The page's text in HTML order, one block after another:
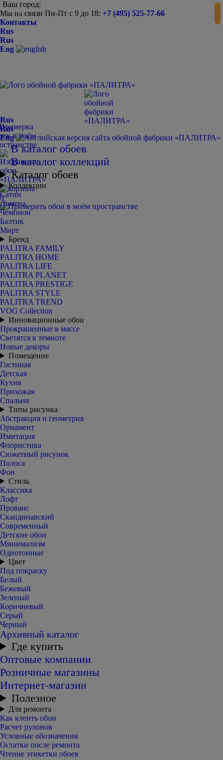
Ваш город:
Мы на связи Пн-Пт с 9 до 18: +7 (495) 525-77-66
Контакты
Rus
Rus
Eng
0
Rus
Rus
Eng
В каталог обоев
В каталог коллекций
Каталог обоев
Коллекции
Сатин
Домена
Чемпион
Балтик
Мирт
Бренд
PALITRA FAMILY
PALITRA HOME
PALITRA LIFE
PALITRA PLANET
PALITRA PRESTIGE
PALITRA STYLE
PALITRA TREND
VOG Collection
Инновационные обои
Прокрашенные в массе
Светятся в темноте
Новые декоры
Помещение
Гостиная
Детская
Кухня
Прихожая
Спальня
Типы рисунка
Абстракция и геометрия
Орнамент
Имитация
Флористика
Сюжетный рисунок
Полоса
Фон
Стиль
Классика
Лофт
Прованс
Скандинавский
Современный
Детские обои
Минимализм
Однотонные
Цвет
Под покраску
Белый
Бежевый
Зеленый
Коричневый
Серый
Черный
Архивный каталог
Где купить
Оптовые компании
Розничные магазины
Интернет-магазин
Полезное
Для ремонта
Как клеить обои
Расчет рулонов
Условные обозначения
Остатки после ремонта
Чтение этикетки обоев
-